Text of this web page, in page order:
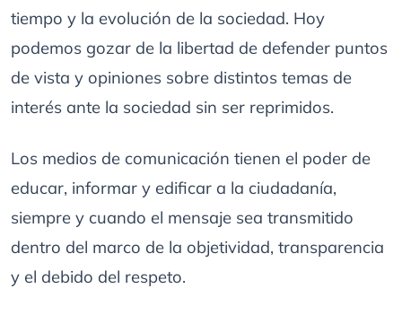
tiempo y la evolución de la sociedad. Hoy
podemos gozar de la libertad de defender puntos
de vista y opiniones sobre distintos temas de
interés ante la sociedad sin ser reprimidos.
Los medios de comunicación tienen el poder de
educar, informar y edificar a la ciudadanía,
siempre y cuando el mensaje sea transmitido
dentro del marco de la objetividad, transparencia
y el debido del respeto.